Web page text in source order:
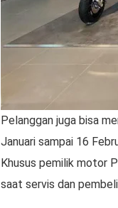
Pelanggan juga bisa
Januari sampai 16
Khusus pemilik motor
saat servis dan